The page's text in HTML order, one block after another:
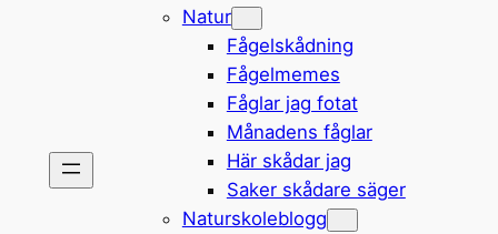
Natur
Fågelskådning
Fågelmemes
Fåglar jag fotat
Månadens fåglar
Här skådar jag
Saker skådare säger
Naturskoleblogg